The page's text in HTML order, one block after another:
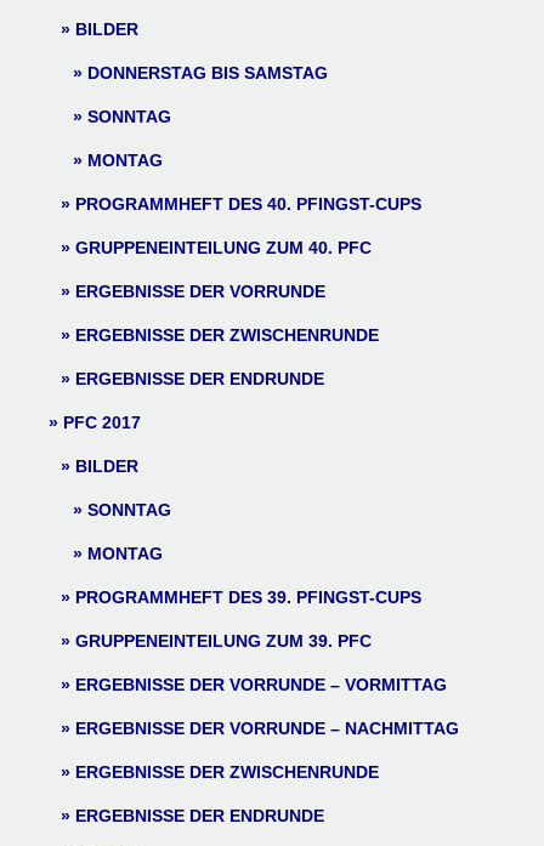
BILDER
DONNERSTAG BIS SAMSTAG
SONNTAG
MONTAG
PROGRAMMHEFT DES 40. PFINGST-CUPS
GRUPPENEINTEILUNG ZUM 40. PFC
ERGEBNISSE DER VORRUNDE
ERGEBNISSE DER ZWISCHENRUNDE
ERGEBNISSE DER ENDRUNDE
PFC 2017
BILDER
SONNTAG
MONTAG
PROGRAMMHEFT DES 39. PFINGST-CUPS
GRUPPENEINTEILUNG ZUM 39. PFC
ERGEBNISSE DER VORRUNDE – VORMITTAG
ERGEBNISSE DER VORRUNDE – NACHMITTAG
ERGEBNISSE DER ZWISCHENRUNDE
ERGEBNISSE DER ENDRUNDE